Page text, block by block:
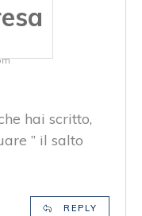
hai scritto,
” il salto
REPLY